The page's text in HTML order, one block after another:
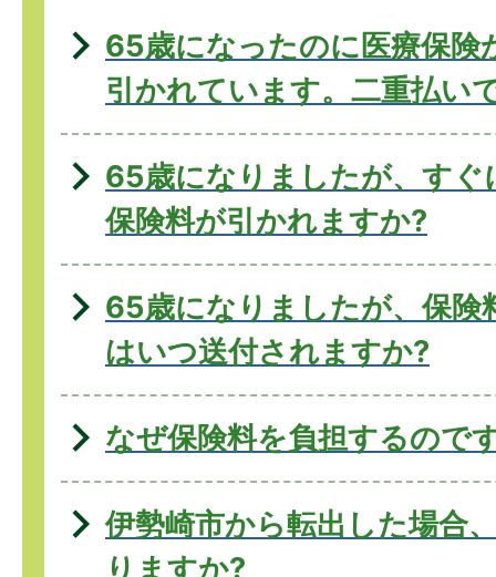
65歳になったのに医療保険
引かれています。二重払い
65歳になりましたが、すぐ
保険料が引かれますか?
65歳になりましたが、保険
はいつ送付されますか?
なぜ保険料を負担するので
伊勢崎市から転出した場合
りますか?